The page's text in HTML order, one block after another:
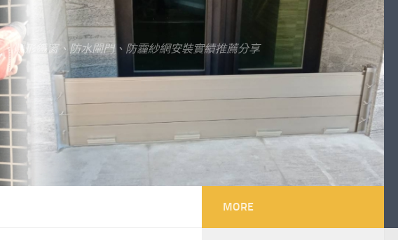
隱形鐵窗、防水閘門、防霾紗網安裝實績推薦分享
MORE